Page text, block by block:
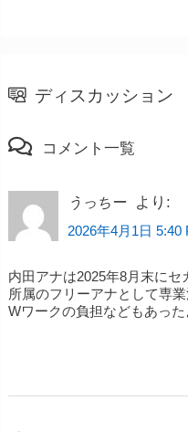
ディスカッション
コメント一覧
うっちー より:
2026年4月1日 5:40
内田アナは2025年8月末に
所属のフリーアナとして専
Wワークの負担などもあっ